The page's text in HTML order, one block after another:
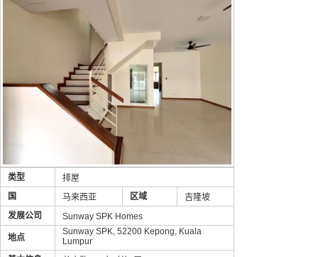
类型
排屋
国
马来西亚 区域
吉隆坡
发展公司
Sunway SPK Homes
地点
Sunway SPK, 52200 Kepong, Kuala
Lumpur